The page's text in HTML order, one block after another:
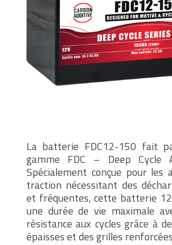
La batterie FDC12-150 fait
gamme FDC – Deep Cycle
Spécialement conçue pour les
traction nécessitant des
et fréquentes, cette batterie
une durée de vie maximale
résistance aux cycles grâce à
épaisses et des grilles